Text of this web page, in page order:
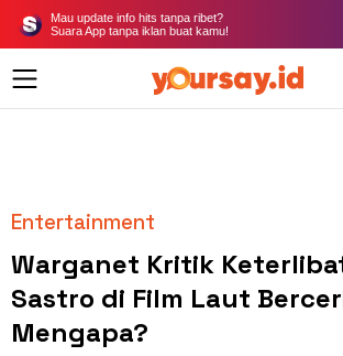
Mau update info hits tanpa ribet?
Suara App tanpa iklan buat kamu!
Entertainment
Warganet Kritik
Sastro di Film Laut
Mengapa?